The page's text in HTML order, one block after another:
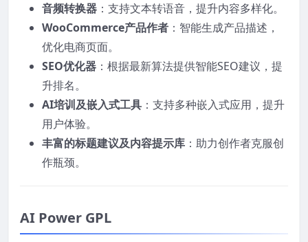
音频转换器 ：支持文本转语音，提升内容多样化。
WooCommerce产品作者 ：智能生成产品描述，
优化电商页面。
SEO优化器 ：根据最新算法提供智能SEO建议，提
升排名。
AI培训及嵌入式工具 ：支持多种嵌入式应用，提升
用户体验。
丰富的标题建议及内容提示库 ：助力创作者克服创
作瓶颈。
AI Power GPL